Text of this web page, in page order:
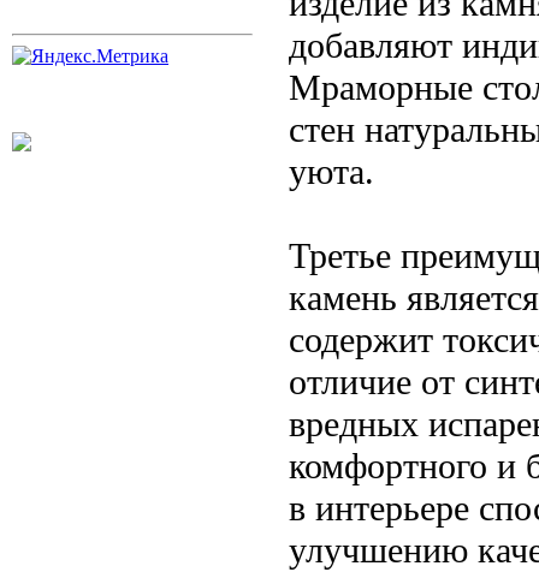
добавляют
Мраморные
стен
уюта.
Третье
камень
содержит
отличие от
вредных
комфортного и
в интерьере
улучшению